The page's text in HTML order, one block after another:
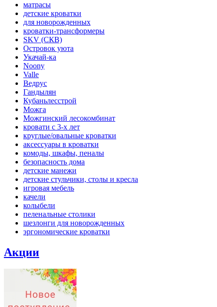
матрасы
детские кроватки
для новорожденных
кроватки-трансформеры
SKV (СКВ)
Островок уюта
Укачай-ка
Noony
Valle
Ведрус
Гандылян
Кубаньлесстрой
Можга
Можгинский лесокомбинат
кровати с 3-х лет
круглые/овальные кроватки
аксессуары в кроватки
комоды, шкафы, пеналы
безопасность дома
детские манежи
детские стульчики, столы и кресла
игровая мебель
качели
колыбели
пеленальные столики
шезлонги для новорожденных
эргономические кроватки
Акции